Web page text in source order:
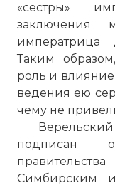
«сестры»
заключения
императрица
Таким
роль и
ведения ею
чему не
подписан
Симбирским